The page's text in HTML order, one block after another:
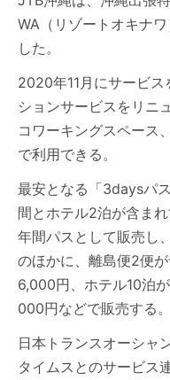
WA（リゾートオキナ
した。
2020年11月にサービ
ションサービスをリニ
コワーキングスペース
で利用できる。
最安となる「3daysパ
間とホテル2泊が含ま
年間パスとして販売し
のほかに、離島便2便
6,000円、ホテル10泊
000円などで販売する。
日本トランスオーシャ
タイムスとのサービス